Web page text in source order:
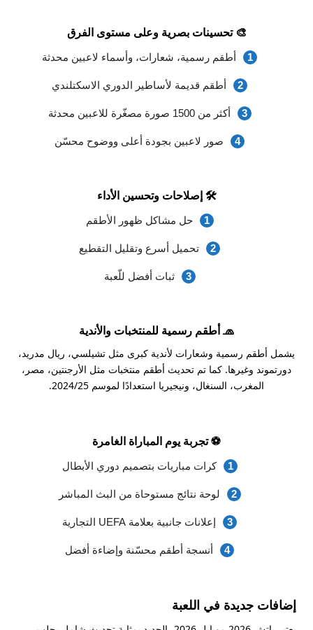
🎨 تحسينات بصرية وعلى مستوى الفرق
أطقم رسمية، شعارات، وأسماء لاعبين محدثة
أطقم قديمة لأساطير الدوري الاسكتلندي
أكثر من 1500 صورة مصغّرة للاعبين محدثة
صور لاعبين بجودة أعلى ووضوح محسّن
🛠 إصلاحات وتحسين الأداء
حل مشاكل ظهور الأطقم
تحميل أسرع وتقليل التقطيع
ثبات أفضل للّعبة
🧢 أطقم رسمية للمنتخبات والأندية
يشمل أطقم رسمية وشعارات لأندية كبرى مثل تشيلسي، ريال مدريد،
دورتموند وغيرها. كما تم تحديث أطقم منتخبات مثل الأرجنتين، مصر،
المغرب، السنغال، ونيجيريا استعدادًا لموسم 2024/25.
⚽ تجربة يوم المباراة الغامرة
كرات مباريات بتصميم دوري الأبطال
لوحة نتائج مستوحاة من البث المباشر
إعلانات جانبية بعلامة UEFA التجارية
أنسجة أطقم محسّنة وإضاءة أفضل
إضافات جديدة في اللعبة